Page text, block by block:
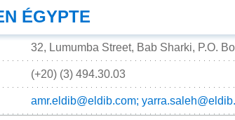
ÉGYPTE
32, Lumumba Street, Bab Sharki, P.O.
(+20) (3) 494.30.03
amr.eldib@eldib.com;